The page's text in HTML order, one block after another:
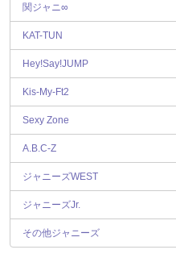
関ジャニ∞
KAT-TUN
Hey!Say!JUMP
Kis-My-Ft2
Sexy Zone
A.B.C-Z
ジャニーズWEST
ジャニーズJr.
その他ジャニーズ